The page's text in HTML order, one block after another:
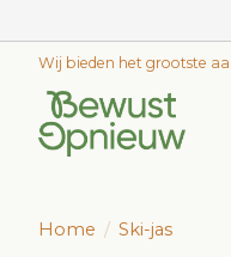
Wij bieden het grootste
Home / Ski-jas